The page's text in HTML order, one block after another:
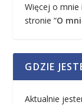
Więcej o mnie
stronie “O
GDZIE
Aktualnie